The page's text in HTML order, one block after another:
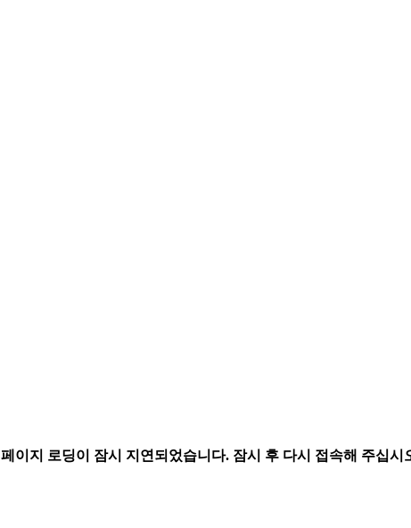
페이지 로딩이 잠시 지연되었습니다. 잠시 후 다시 접속해 주십시